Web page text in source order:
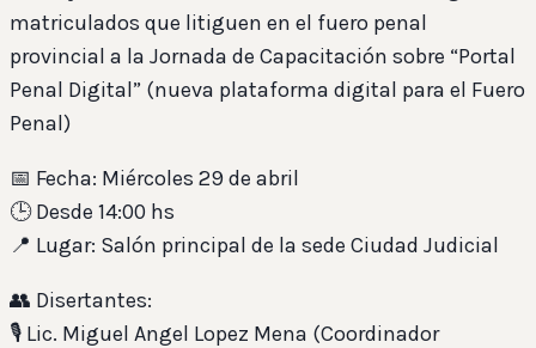
matriculados que litiguen en el fuero penal
provincial a la Jornada de Capacitación sobre “Portal
Penal Digital” (nueva plataforma digital para el Fuero
Penal)
📅 Fecha: Miércoles 29 de abril
🕒 Desde 14:00 hs
📍 Lugar: Salón principal de la sede Ciudad Judicial
👥 Disertantes:
🎙️ Lic. Miguel Angel Lopez Mena (Coordinador